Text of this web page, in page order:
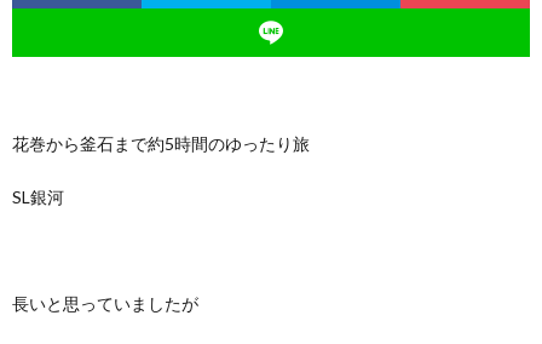
花巻から釜石まで約5時間のゆったり旅
SL銀河
長いと思っていましたが